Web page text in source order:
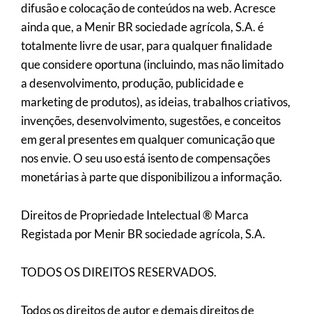
difusão e colocação de conteúdos na web. Acresce
ainda que, a Menir BR sociedade agrícola, S.A. é
totalmente livre de usar, para qualquer finalidade
que considere oportuna (incluindo, mas não limitado
a desenvolvimento, produção, publicidade e
marketing de produtos), as ideias, trabalhos criativos,
invenções, desenvolvimento, sugestões, e conceitos
em geral presentes em qualquer comunicação que
nos envie. O seu uso está isento de compensações
monetárias à parte que disponibilizou a informação.
Direitos de Propriedade Intelectual ® Marca
Registada por Menir BR sociedade agrícola, S.A.
TODOS OS DIREITOS RESERVADOS.
Todos os direitos de autor e demais direitos de